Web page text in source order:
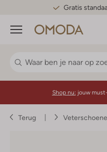
Gratis
Menu
Shop nu: jouw
Terug